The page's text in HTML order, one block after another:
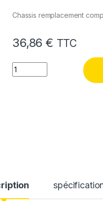
Chassis remplacement
36,86 € TTC
quantité de Chassis